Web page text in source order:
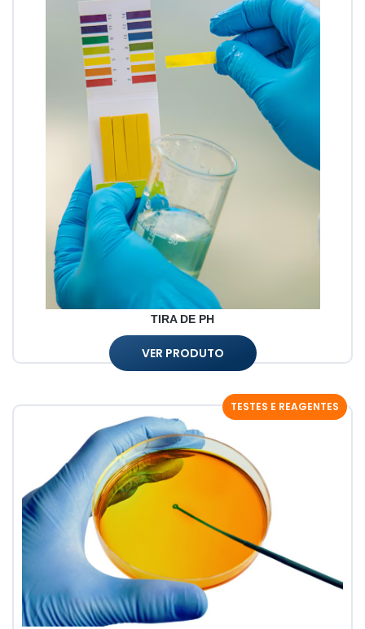
TIRA DE PH
VER PRODUTO
TESTES E REAGENTES